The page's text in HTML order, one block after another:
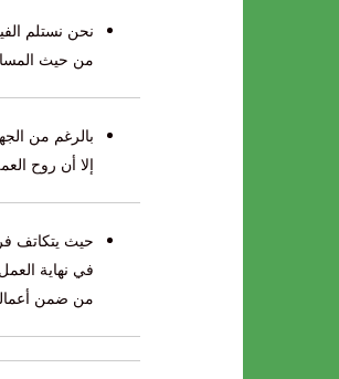
نحن نستلم
من حيث
بالرغم من
إلا أن روح
حيث يتكاتف
في نهاية
من ضمن